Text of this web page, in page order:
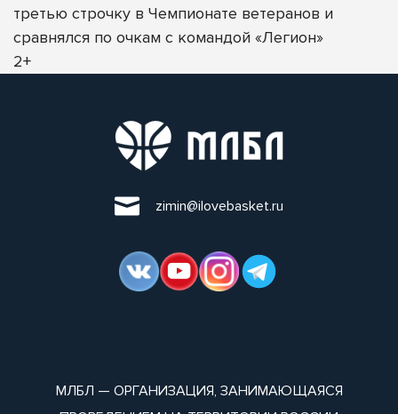
третью строчку в Чемпионате ветеранов и
сравнялся по очкам с командой «Легион»
2+
zimin@ilovebasket.ru
МЛБЛ — ОРГАНИЗАЦИЯ, ЗАНИМАЮЩАЯСЯ